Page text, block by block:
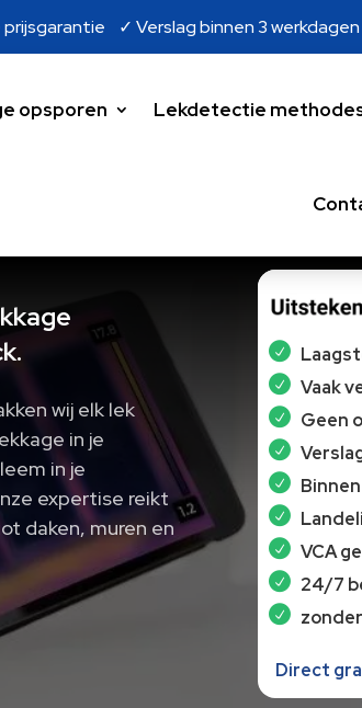
✓ Verslag binnen 3 werkdagen
opsporen Lekdetectie
wij elk lek
in je
in je
expertise reikt
daken, muren en
Vaak
Geen
VCA
24/7
Direct